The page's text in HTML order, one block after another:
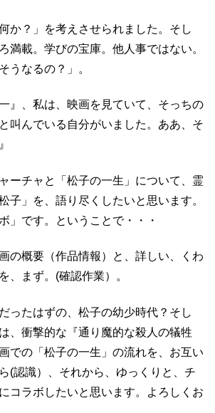
か？」を考えさせられました。そし
満載。学びの宝庫。他人事ではない。
うなるの？」。
』、私は、映画を見ていて、そっちの
叫んでいる自分がいました。ああ、そ
ーチャと「松子の一生」について、霊
子」を、語り尽くしたいと思います。
」です。ということで・・・
の概要（作品情報）と、詳しい、くわ
、まず。(確認作業）。
ったはずの、松子の幼少時代？そし
、衝撃的な『通り魔的な殺人の犠牲
での「松子の一生」の流れを、お互い
(認識）、それから、ゆっくりと、チ
コラボしたいと思います。よろしくお